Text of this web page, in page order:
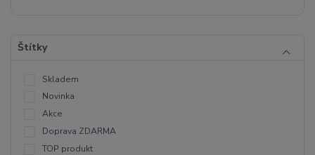
Štítky
Skladem
Novinka
Akce
Doprava ZDARMA
TOP produkt